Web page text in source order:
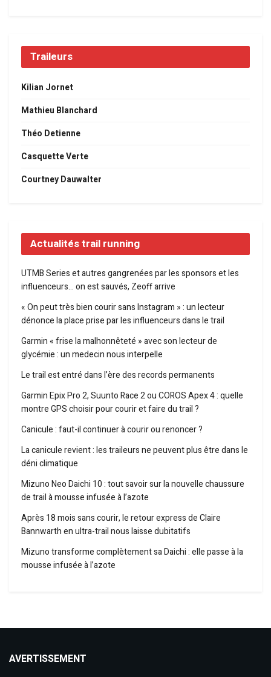
Traileurs
Kilian Jornet
Mathieu Blanchard
Théo Detienne
Casquette Verte
Courtney Dauwalter
Actualités trail running
UTMB Series et autres gangrenées par les sponsors et les
influenceurs… on est sauvés, Zeoff arrive
« On peut très bien courir sans Instagram » : un lecteur
dénonce la place prise par les influenceurs dans le trail
Garmin « frise la malhonnêteté » avec son lecteur de
glycémie : un medecin nous interpelle
Le trail est entré dans l’ère des records permanents
Garmin Epix Pro 2, Suunto Race 2 ou COROS Apex 4 : quelle
montre GPS choisir pour courir et faire du trail ?
Canicule : faut-il continuer à courir ou renoncer ?
La canicule revient : les traileurs ne peuvent plus être dans le
déni climatique
Mizuno Neo Daichi 10 : tout savoir sur la nouvelle chaussure
de trail à mousse infusée à l’azote
Après 18 mois sans courir, le retour express de Claire
Bannwarth en ultra-trail nous laisse dubitatifs
Mizuno transforme complètement sa Daichi : elle passe à la
mousse infusée à l’azote
AVERTISSEMENT